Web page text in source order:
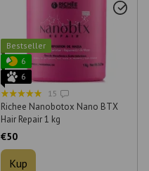
Bestseller
6
6
15
Richee Nanobotox Nano BTX
Hair Repair 1 kg
€50
Kup